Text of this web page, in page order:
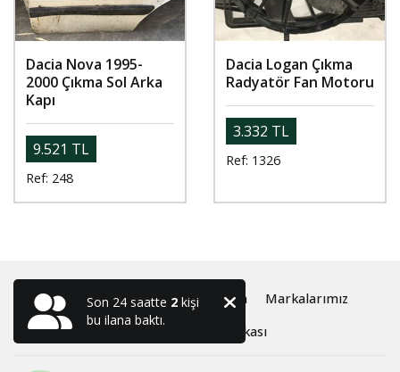
Dacia Nova 1995-
2000 Çıkma Sol Arka
Kapı
9.521 TL
Ref: 248
Dacia Logan Çıkma
Radyatör Fan Motoru
3.332 TL
Ref: 1326
Anasayfa Oto Çıkma ve Yedek Parça
Markalarımız
Hakkımızda
Gizlilik Politikası
Son 24 saatte 2 kişi
bu ilana baktı.